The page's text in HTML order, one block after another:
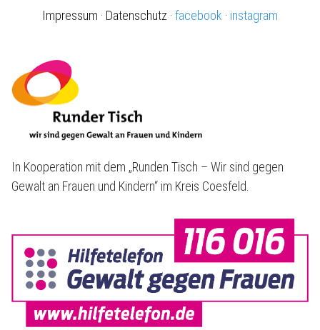
Impressum · Datenschutz · facebook · instagram
In Kooperation mit dem „Runden Tisch – Wir sind gegen
Gewalt an Frauen und Kindern“ im Kreis Coesfeld.